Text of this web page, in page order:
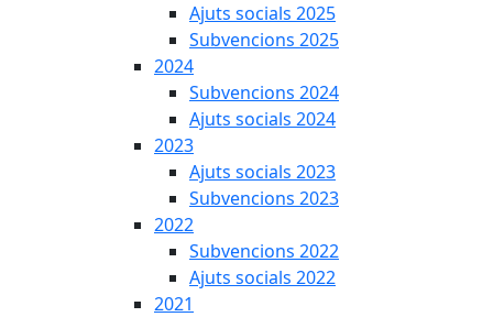
Ajuts socials 2025
Subvencions 2025
2024
Subvencions 2024
Ajuts socials 2024
2023
Ajuts socials 2023
Subvencions 2023
2022
Subvencions 2022
Ajuts socials 2022
2021